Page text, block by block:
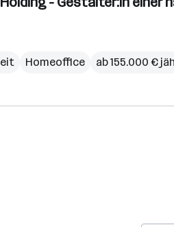
Homeoffice ab 155.000 €